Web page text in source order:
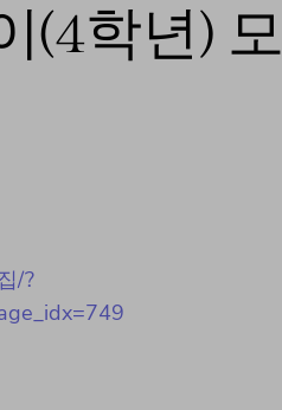
(4학년) 모
/?